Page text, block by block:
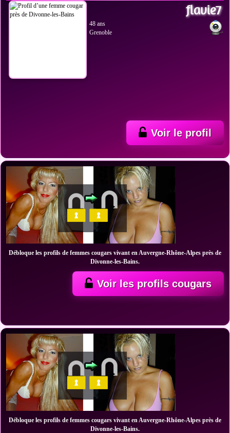
flavie7
48 ans
Grenoble
Voir le profil
Débloque les profils de femmes cougars vivant en Auvergne-Rhône-Alpes près de
Divonne-les-Bains.
Voir les profils cougars
Débloque les profils de femmes cougars vivant en Auvergne-Rhône-Alpes près de
Divonne-les-Bains.